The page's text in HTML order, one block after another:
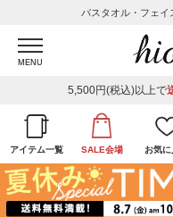
バスタオル・フェ
MENU
5,500円(税込)以上で
アイテム一覧 SALE会場 お気に